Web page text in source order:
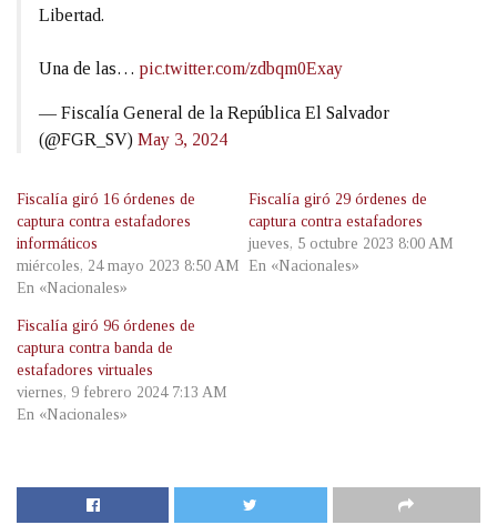
Libertad.
Una de las… pic.twitter.com/zdbqm0Exay
— Fiscalía General de la República El Salvador
(@FGR_SV) May 3, 2024
Fiscalía giró 16 órdenes de
captura contra estafadores
informáticos
miércoles, 24 mayo 2023 8:50 AM
En «Nacionales»
Fiscalía giró 29 órdenes de
captura contra estafadores
jueves, 5 octubre 2023 8:00 AM
En «Nacionales»
Fiscalía giró 96 órdenes de
captura contra banda de
estafadores virtuales
viernes, 9 febrero 2024 7:13 AM
En «Nacionales»